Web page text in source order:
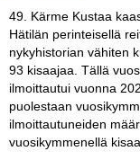
49. Kärme Kustaa
Hätilän perinteisellä
nykyhistorian vähiten
93 kisaajaa. Tällä
ilmoittautui vuonna
puolestaan
ilmoittautuneiden
vuosikymmenellä